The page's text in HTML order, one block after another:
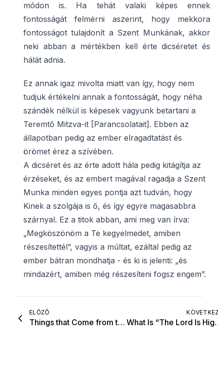
módon is. Ha tehát valaki képes ennek
fontosságát felmérni aszerint, hogy mekkora
fontosságot tulajdonít a Szent Munkának, akkor
neki abban a mértékben kell érte dicséretet és
hálát adnia.
Ez annak igaz mivolta miatt van így, hogy nem
tudjuk értékelni annak a fontosságát, hogy néha
szándék nélkül is képesek vagyunk betartani a
Teremtő Mitzva-it [Parancsolatait]. Ebben az
állapotban pedig az ember elragadtatást és
örömet érez a szívében.
A dicséret és az érte adott hála pedig kitágítja az
érzéseket, és az embert magával ragadja a Szent
Munka minden egyes pontja azt tudván, hogy
Kinek a szolgája is ő, és így egyre magasabbra
szárnyal. Ez a titok abban, ami meg van írva:
„Megköszönöm a Te kegyelmedet, amiben
részesítettél”, vagyis a múltat, ezáltal pedig az
ember bátran mondhatja - és ki is jelenti: „és
mindazért, amiben még részesíteni fogsz engem”.
ELŐZŐ
Things that Come from the Heart What Is